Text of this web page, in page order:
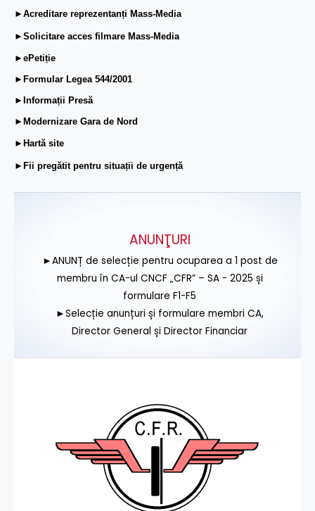
►Acreditare reprezentanți Mass-Media
►Solicitare acces filmare Mass-Media
►ePetiție
►Formular Legea 544/2001
►Informații Presă
►Modernizare Gara de Nord
►Hartă site
►Fii pregătit pentru situații de urgență
ANUNŢURI
►ANUNȚ de selecție pentru ocuparea a 1 post de
membru în CA-ul CNCF „CFR” – SA - 2025 și
formulare F1-F5
►Selecție anunțuri și formulare membri CA,
Director General și Director Financiar